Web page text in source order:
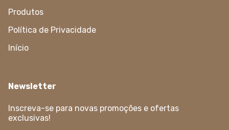
Produtos
Política de Privacidade
Início
Newsletter
Inscreva-se para novas promoções e ofertas
exclusivas!